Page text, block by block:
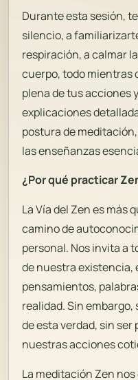
Durante esta sesión,
silencio, a
respiración, a calmar
cuerpo, todo mientras
plena de tus acciones
explicaciones
postura de
las enseñanzas
¿Por qué practicar
La Vía del Zen es más
camino de
personal. Nos invita a
de nuestra
pensamientos,
realidad. Sin
de esta verdad, sin
nuestras acciones
La meditación Zen